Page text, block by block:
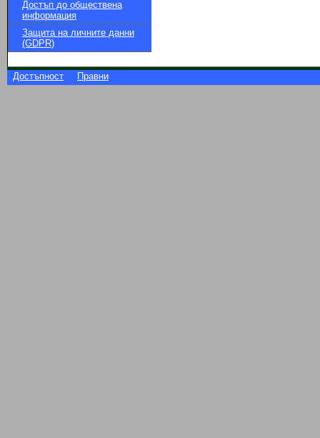
Достъп до обществена
информация
Защита на личните данни
(GDPR)
Достъпност Правни